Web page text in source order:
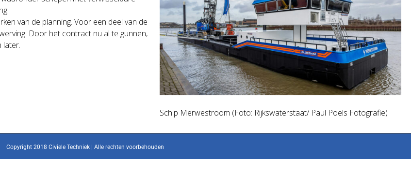
Schip Merwestroom (Foto: Rijkswaterstaat/ Paul Poels Fotografie)
van de planning. Voor een deel van de
Door het contract nu al te gunnen,
later.
Copyright 2018 Civiele Techniek | Alle rechten voorbehouden